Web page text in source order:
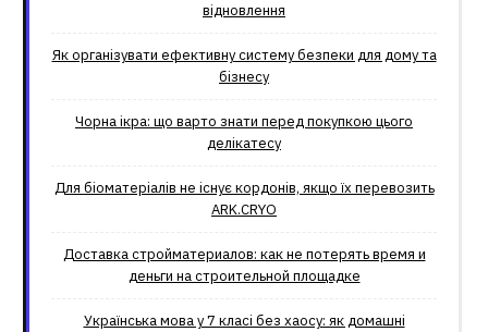
відновлення
Як організувати ефективну систему безпеки для дому та
бізнесу
Чорна ікра: що варто знати перед покупкою цього
делікатесу
Для біоматеріалів не існує кордонів, якщо їх перевозить
ARK.CRYO
Доставка стройматериалов: как не потерять время и
деньги на строительной площадке
Українська мова у 7 класі без хаосу: як домашні